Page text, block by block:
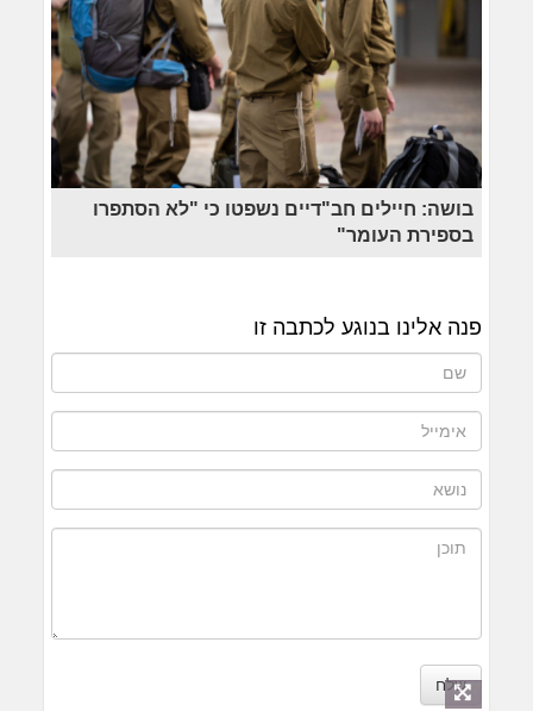
בושה: חיילים חב"דיים נשפטו כי "לא הסתפרו
בספירת העומר"
פנה אלינו בנוגע לכתבה זו
שלח